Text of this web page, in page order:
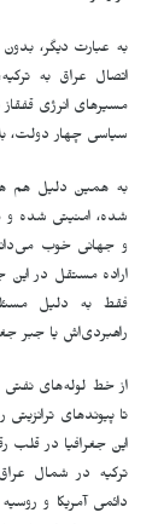
به عبارت دیگر، بدون
اتصال عراق به
مسیرهای انرژی
سیاسی چهار دولت،
به همین دلیل هم
شده، امنیتی شده
و جهانی خوب
اراده مستقل در این
فقط به دلیل
راهبردی‌اش یا جبر
از خط لوله‌های نفتی
تا پیوندهای
این جغرافیا در قلب
ترکیه در شمال
دائمی آمریکا و